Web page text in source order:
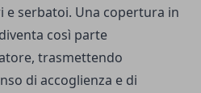
serbatoi. Una copertura in
così parte
trasmettendo
di accoglienza e di